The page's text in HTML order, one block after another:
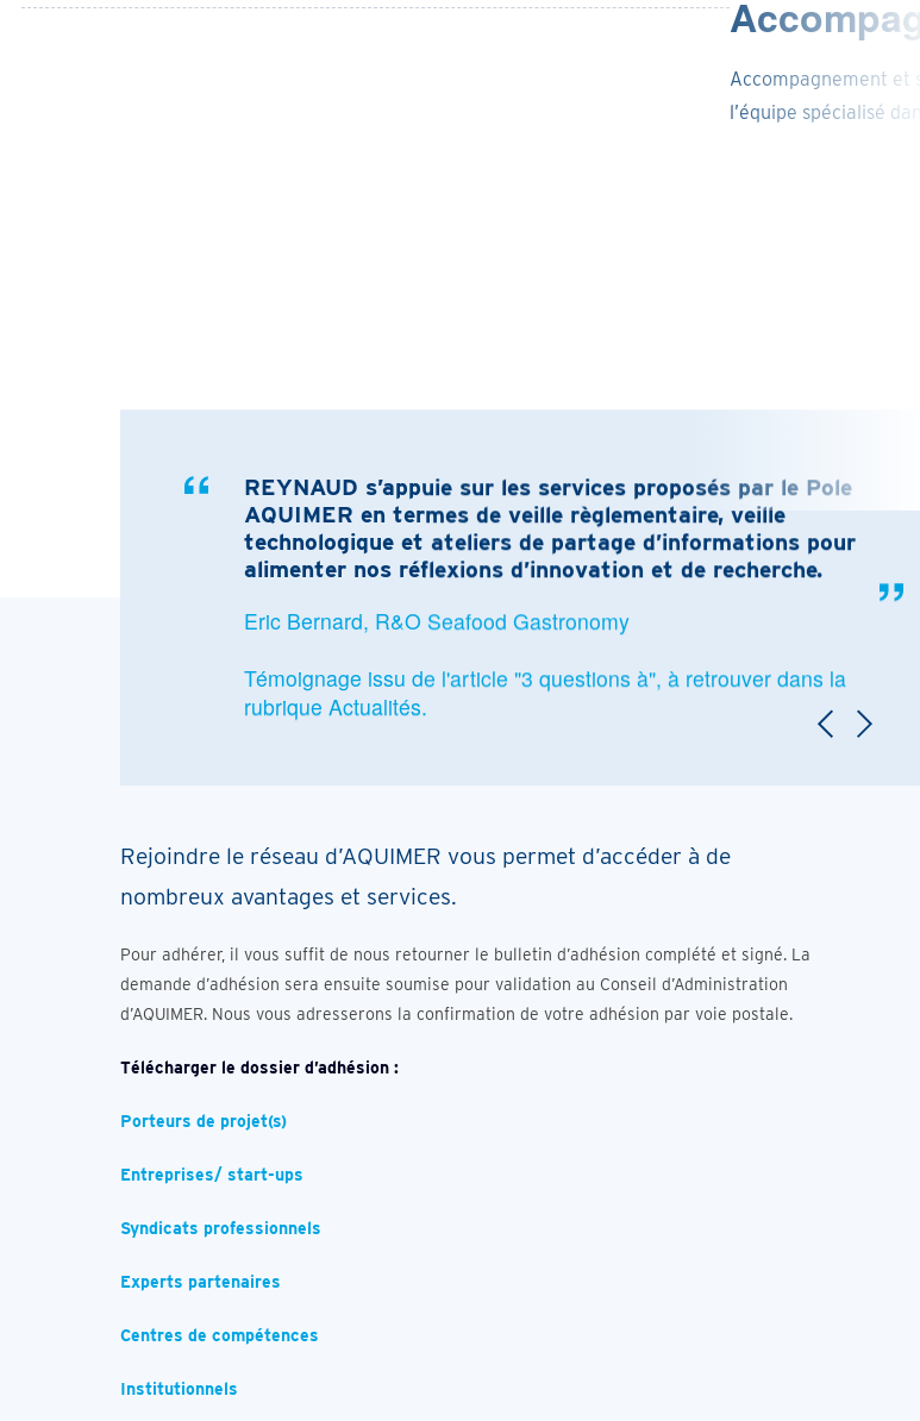
Accompagnement et
l’équipe spécialisé
REYNAUD s’appuie sur les services proposés par le Pole
AQUIMER en termes de veille règlementaire, veille
technologique et ateliers de partage d’informations pour
alimenter nos réflexions d’innovation et de recherche.
Eric Bernard, R&O Seafood Gastronomy
Témoignage issu de l'article "3 questions à", à retrouver dans la
rubrique Actualités.
Rejoindre le réseau d’AQUIMER vous permet d’accéder à de
nombreux avantages et services.
Pour adhérer, il vous suffit de nous retourner le bulletin d’adhésion complété et signé. La
demande d’adhésion sera ensuite soumise pour validation au Conseil d’Administration
d’AQUIMER. Nous vous adresserons la confirmation de votre adhésion par voie postale.
Télécharger le dossier d’adhésion :
Porteurs de projet(s)
Entreprises/ start-ups
Syndicats professionnels
Experts partenaires
Centres de compétences
Institutionnels